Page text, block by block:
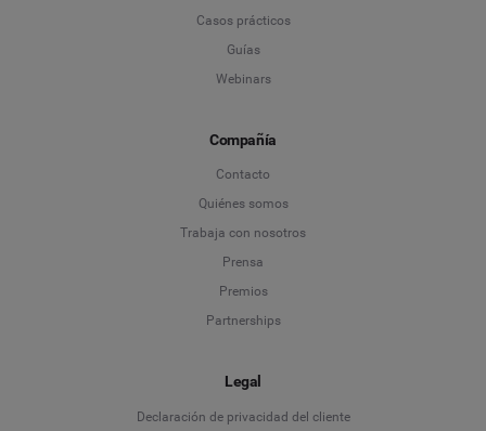
Casos prácticos
Guías
Webinars
Compañía
Contacto
Quiénes somos
Trabaja con nosotros
Prensa
Premios
Partnerships
Legal
Declaración de privacidad del cliente